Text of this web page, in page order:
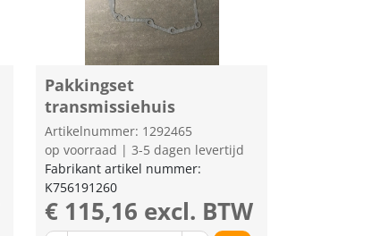
Pakkingset
transmissiehuis
Artikelnummer: 1292465
op voorraad | 3-5 dagen levertijd
Fabrikant artikel nummer:
K756191260
€ 115,16 excl. BTW